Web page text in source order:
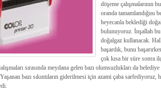
döşeme çalışmalarının
oranda tamamlandığını
heyecanla beklediği
bulunuyoruz. İnşallah bu
doğalgaz kullanacak.
başardık, bunu
çok kısa bir süre sonra
sırasında meydana gelen bazı olumsuzlukları da
bazı sıkıntıların giderilmesi için azami çaba sarfediyoruz,